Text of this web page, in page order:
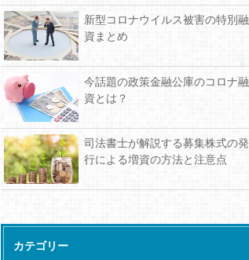
新型コロナウイルス被害の特別融
資まとめ
今話題の政策金融公庫のコロナ融
資とは？
司法書士が解説する募集株式の発
行による増資の方法と注意点
カテゴリー